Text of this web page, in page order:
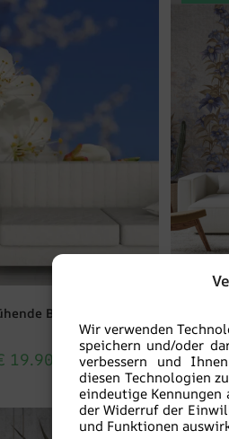
Wir verwenden
speichern und/oder
verbessern und
diesen Technologien
eindeutige
der Widerruf der
und Funktionen
Bäume
19.90